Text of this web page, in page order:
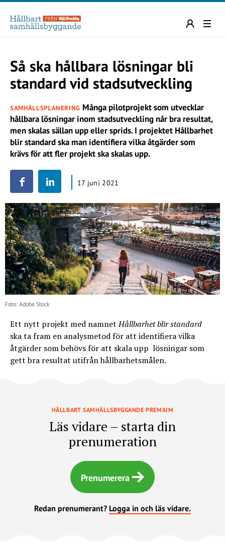
Så ska hållbara lösningar bli
standard vid stadsutveckling
SAMHÄLLSPLANERING Många pilotprojekt som utvecklar
hållbara lösningar inom stadsutveckling når bra resultat,
men skalas sällan upp eller sprids. I projektet Hållbarhet
blir standard ska man identifiera vilka åtgärder som
krävs för att fler projekt ska skalas upp.
17 juni 2021
Foto: Adobe Stock
Ett nytt projekt med namnetHållbarhet blir standard
ska ta fram en analysmetod för att identifiera vilka
åtgärder som behövs för att skala upp lösningar som
gett bra resultat utifrån hållbarhetsmålen.
HÅLLBART SAMHÄLLSBYGGANDE PREMIUM
Läs vidare – starta din
prenumeration
Prenumerera
Redan prenumerant? Logga in och läs vidare.